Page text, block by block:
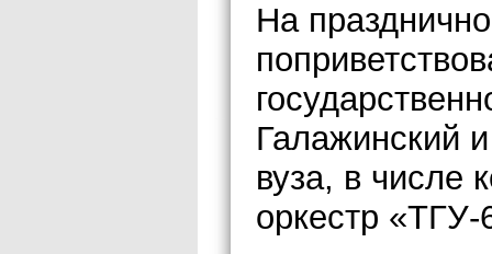
На
Галажинский
вуза, в числе
оркестр «ТГУ-